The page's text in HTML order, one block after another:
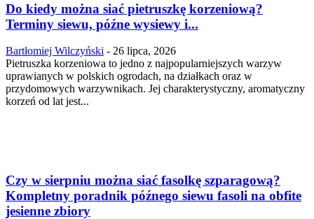
Do kiedy można siać pietruszkę korzeniową?
Terminy siewu, późne wysiewy i...
Bartłomiej Wilczyński - 26 lipca, 2026
Pietruszka korzeniowa to jedno z najpopularniejszych warzyw
uprawianych w polskich ogrodach, na działkach oraz w
przydomowych warzywnikach. Jej charakterystyczny, aromatyczny
korzeń od lat jest...
Czy w sierpniu można siać fasolkę szparagową?
Kompletny poradnik późnego siewu fasoli na obfite
jesienne zbiory